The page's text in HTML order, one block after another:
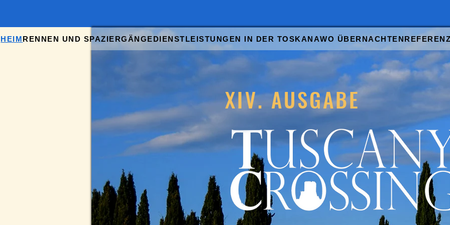
HEIMRENNEN UND SPAZIERGÄNGEDIENSTLEISTUNGEN IN DER TOSKANAWO ÜBERNACHTEN
XIV. AUSGABE